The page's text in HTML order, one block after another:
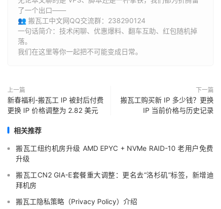
了一个出口——
👥 搬瓦工中文网QQ交流群：238290124
一句话简介：技术闲聊、优惠爆料、翻车互助、红包随机掉
落。
我们在这里等你一起把不可能变成日常。
上一篇
新春福利-搬瓦工 IP 被封后付费
更换 IP 价格调整为 2.82 美元
下一篇
搬瓦工购买新 IP 多少钱？更换
IP 当前价格与历史记录
相关推荐
搬瓦工纽约机房升级 AMD EPYC + NVMe RAID-10 老用户免费
升级
搬瓦工CN2 GIA-E套餐重大调整：更名去“洛杉矶”标签，新增迪
拜机房
搬瓦工隐私策略（Privacy Policy）介绍